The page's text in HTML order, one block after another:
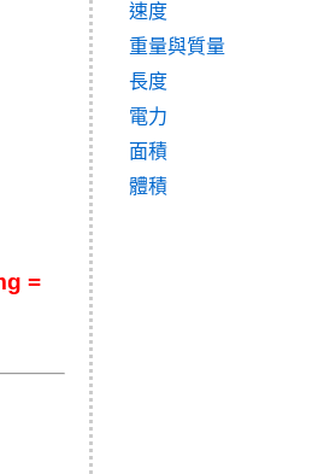
=
速度
重量與質量
長度
電力
面積
體積